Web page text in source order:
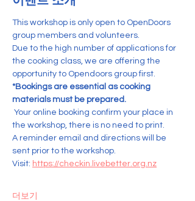
This workshop is only open to OpenDoors
group members and volunteers.
Due to the high number of applications for
the cooking class, we are offering the
opportunity to Opendoors group first.
*Bookings are essential as cooking
materials must be prepared.
the workshop, there is no need to print.
A reminder email and directions will be
sent prior to the workshop.
Visit: https://checkin.livebetter.org.nz
더보기